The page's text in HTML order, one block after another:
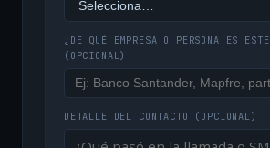
¿DE QUÉ EMPRESA O PERSONA ES ESTE
(OPCIONAL)
DETALLE DEL CONTACTO (OPCIONAL)